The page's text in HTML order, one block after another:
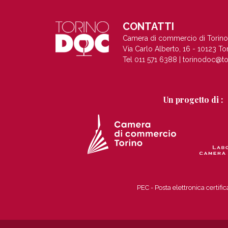
CONTATTI
Camera di commercio di Torino
Via Carlo Alberto, 16 - 10123
Tel 011 571 6388 |
Un progetto di :
PEC - Posta elettronica